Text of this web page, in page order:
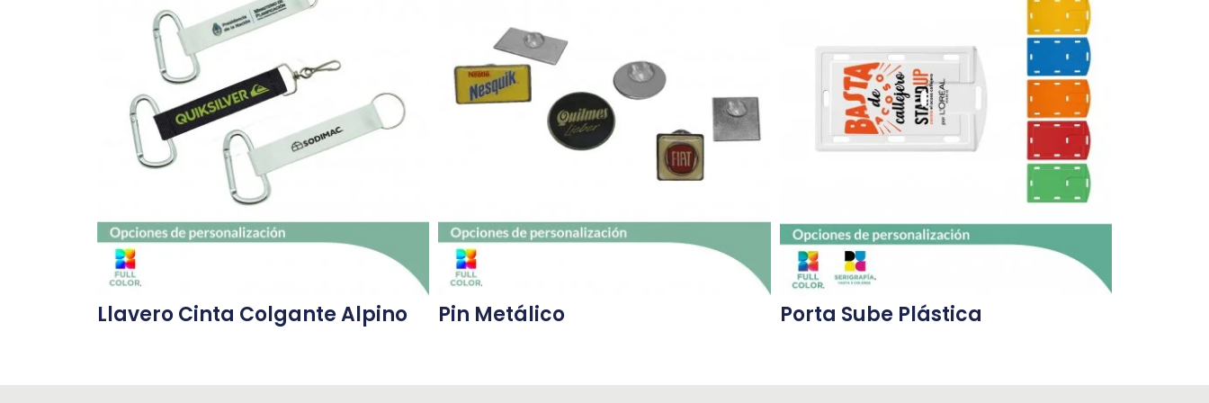
Llavero Cinta Colgante Alpino Pin Metálico Porta Sube Plástica